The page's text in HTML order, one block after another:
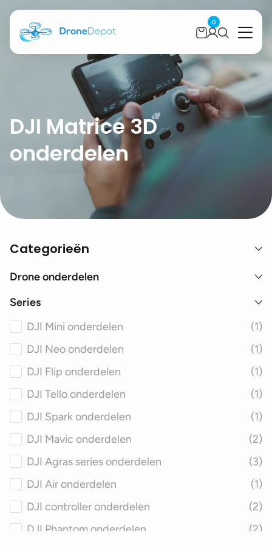
0
DJI Matrice 3D
onderdelen
Categorieën
Drone onderdelen
Series
DJI Mini onderdelen
(1)
DJI Neo onderdelen
(1)
DJI Flip onderdelen
(1)
DJI Tello onderdelen
(1)
DJI Spark onderdelen
(1)
DJI Mavic onderdelen
(2)
DJI Agras series onderdelen
(3)
DJI Air onderdelen
(1)
DJI controller onderdelen
(2)
DJI Phantom onderdelen
(2)